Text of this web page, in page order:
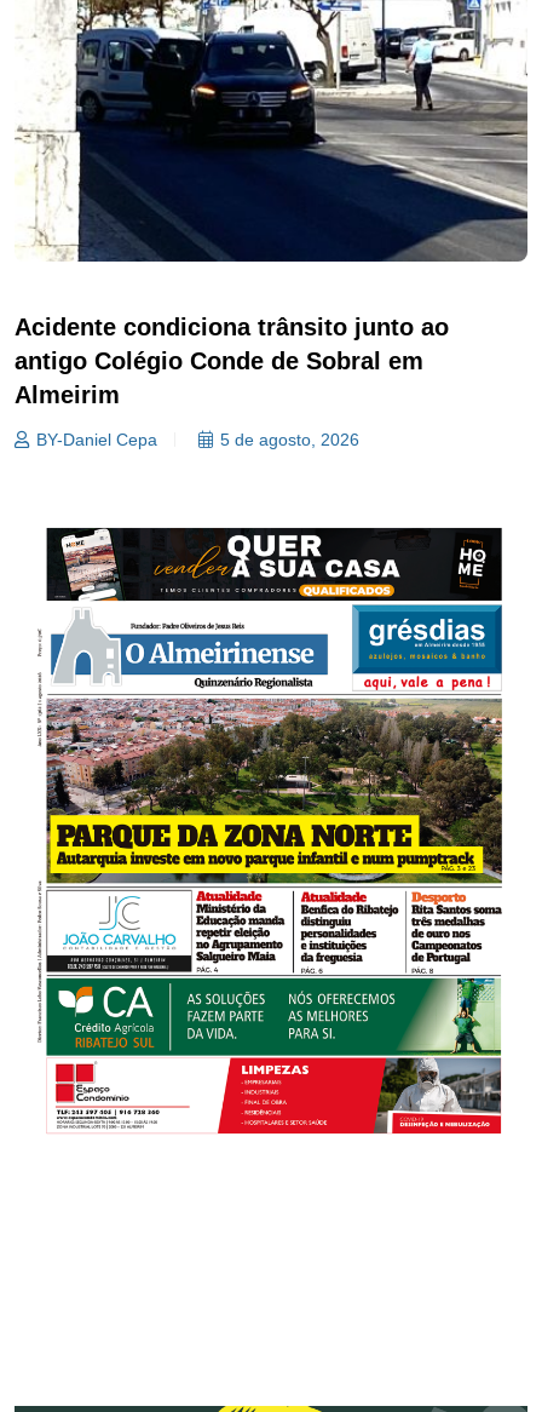
Acidente condiciona trânsito junto ao
antigo Colégio Conde de Sobral em
Almeirim
BY-Daniel Cepa 5 de agosto, 2026